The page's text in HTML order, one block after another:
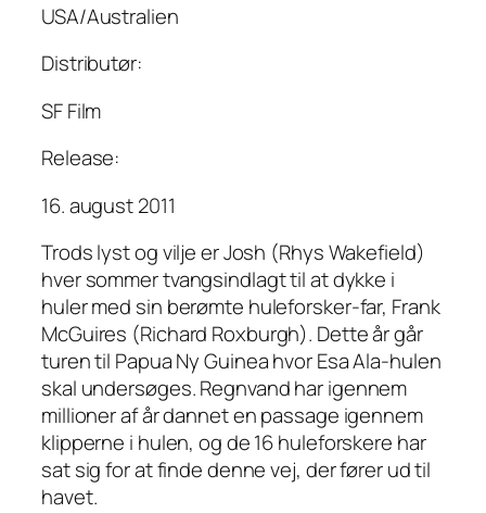
USA/Australien
Distributør:
SF Film
Release:
16. august 2011
Trods lyst og vilje er Josh (Rhys Wakefield)
hver sommer tvangsindlagt til at dykke i
huler med sin berømte huleforsker-far, Frank
McGuires (Richard Roxburgh). Dette år går
turen til Papua Ny Guinea hvor Esa Ala-hulen
skal undersøges. Regnvand har igennem
millioner af år dannet en passage igennem
klipperne i hulen, og de 16 huleforskere har
sat sig for at finde denne vej, der fører ud til
havet.